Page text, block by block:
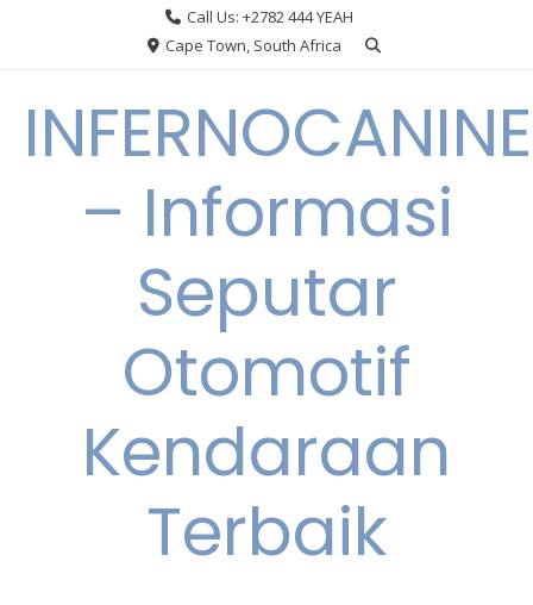
Call Us: +2782 444 YEAH
Cape Town, South Africa
INFERNOCANINE
– Informasi
Seputar
Otomotif
Kendaraan
Terbaik